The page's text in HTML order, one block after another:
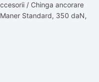
/ Chinga ancorare
Standard, 350 daN,